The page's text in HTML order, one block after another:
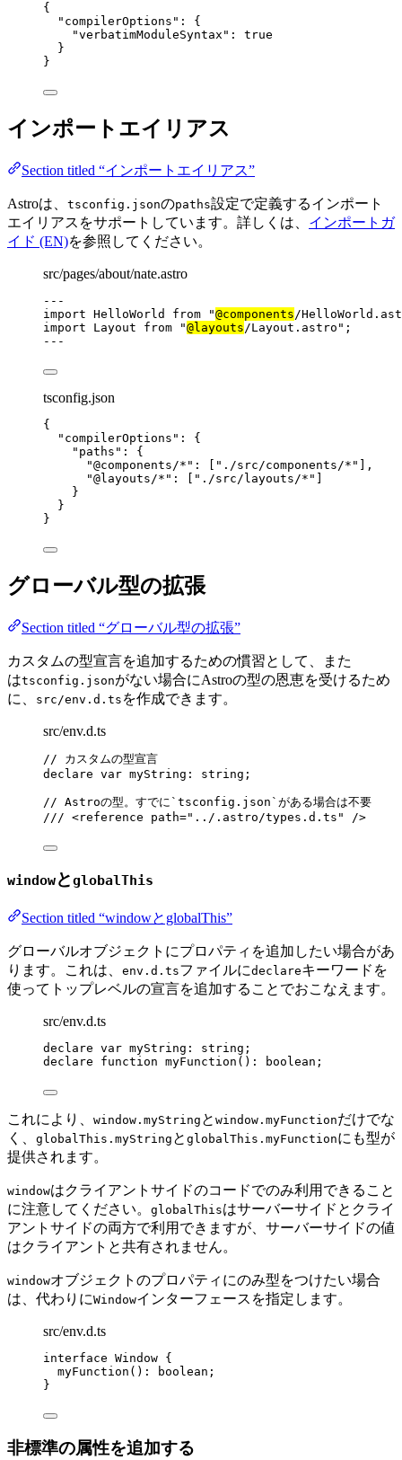
{
"compilerOptions" : {
"verbatimModuleSyntax" : true
}
}
インポートエイリアス
Section titled “インポートエイリアス”
Astroは、 tsconfig.jsonのpaths設定で定義するインポート
エイリアスをサポートしています。詳しくは、 インポートガ
イド (EN)を参照してください。
src/pages/about/nate.astro
---
import HelloWorld from "@components /
import Layout from "@layouts /Layout.astro " ;
---
tsconfig.json
{
"compilerOptions" : {
"paths" : {
"@components/*" : [ " ./src/components/* "
],
"@layouts/*" : [ " ./src/layouts/* "
}
}
}
グローバル型の拡張
Section titled “グローバル型の拡張”
カスタムの型宣言を追加するための慣習として、また
はtsconfig.jsonがない場合にAstroの型の恩恵を受けるため
に、
src/env.d.ts を作成できます。
src/env.d.ts
// カスタムの型宣言
declare var myString : string ;
// Astroの型。すでに`tsconfig.json`がある場合は不要
/// <reference path=" ../.astro/types.d.ts " />
windowとglobalThis
Section titled “windowとglobalThis”
グローバルオブジェクトにプロパティを追加したい場合があ
ります。これは、 env.d.tsファイルにdeclareキーワードを
使ってトップレベルの宣言を追加することでおこなえます。
src/env.d.ts
declare var myString : string ;
declare
function myFunction () : boolean ;
これにより、 window.myString と window.myFunctionだけでな
く、 globalThis.myString と globalThis.myFunctionにも型が
提供されます。
windowはクライアントサイドのコードでのみ利用できること
に注意してください。 globalThisはサーバーサイドとクライ
アントサイドの両方で利用できますが、サーバーサイドの値
はクライアントと共有されません。
windowオブジェクトのプロパティにのみ型をつけたい場合
は、代わりにWindowインターフェースを指定します。
src/env.d.ts
interface Window {
myFunction () : boolean ;
}
非標準の属性を追加する